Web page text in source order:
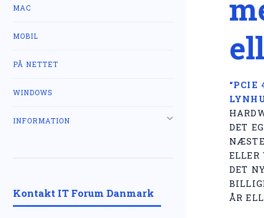
“PCIE
DET
ELLER
DET
ÅR
MAC
MOBIL
PÅ NETTET
WINDOWS
INFORMATION
Kontakt IT Forum Danmark